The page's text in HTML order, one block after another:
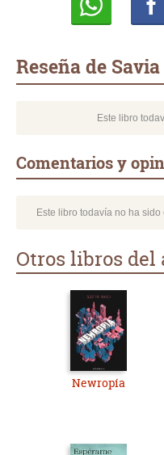
Reseña de
Este libro
Comentarios y
Este libro todavía no ha
Otros libros del
Newropía